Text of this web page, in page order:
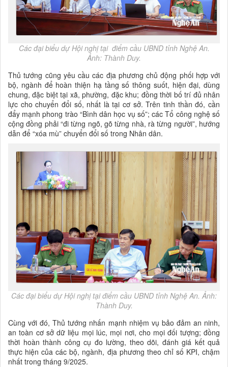
Các đại biểu dự Hội nghị tại điểm cầu UBND tỉnh Nghệ An.
Ảnh: Thành Duy.
Thủ tướng cũng yêu cầu các địa phương chủ động phối hợp với
bộ, ngành để hoàn thiện hạ tầng số thông suốt, hiện đại, dùng
chung, đặc biệt tại xã, phường, đặc khu; đồng thời bố trí đủ nhân
lực cho chuyển đổi số, nhất là tại cơ sở. Trên tinh thần đó, cần
đẩy mạnh phong trào “Bình dân học vụ số”; các Tổ công nghệ số
cộng đồng phải “đi từng ngõ, gõ từng nhà, rà từng người”, hướng
dẫn để “xóa mù” chuyển đổi số trong Nhân dân.
Các đại biểu dự Hội nghị tại điểm cầu UBND tỉnh Nghệ An. Ảnh:
Thành Duy.
Cùng với đó, Thủ tướng nhấn mạnh nhiệm vụ bảo đảm an ninh,
an toàn cơ sở dữ liệu mọi lúc, mọi nơi, cho mọi đối tượng; đồng
thời hoàn thành công cụ đo lường, theo dõi, đánh giá kết quả
thực hiện của các bộ, ngành, địa phương theo chỉ số KPI, chậm
nhất trong tháng 9/2025.